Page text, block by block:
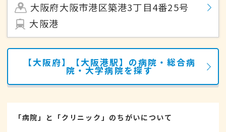
大阪府大阪市港区築港3丁目4番25号
大阪港
【大阪府】【大阪港駅】の病院・総合病
院・大学病院を探す
「病院」と「クリニック」のちがいについて